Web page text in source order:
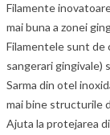
Filamente
mai buna a zonei
Filamentele sunt de
sangerari gingivale)
Sarma din otel
mai bine structurile
Ajuta la protejarea